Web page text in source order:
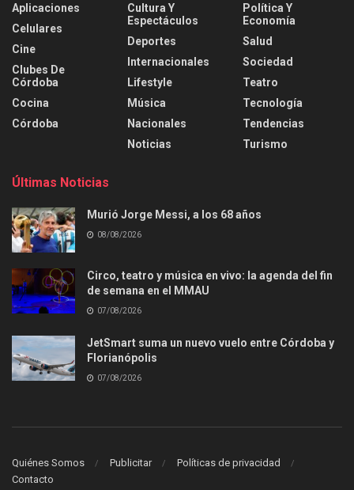
Aplicaciones
Celulares
Cine
Clubes De
Córdoba
Cocina
Córdoba
Cultura Y
Espectáculos
Deportes
Internacionales
Lifestyle
Música
Nacionales
Noticias
Política Y
Economía
Salud
Sociedad
Teatro
Tecnología
Tendencias
Turismo
Últimas Noticias
Murió Jorge Messi, a los 68 años
08/08/2026
Circo, teatro y música en vivo: la agenda del fin
de semana en el MMAU
07/08/2026
JetSmart suma un nuevo vuelo entre Córdoba y
Florianópolis
07/08/2026
Quiénes Somos Publicitar
Políticas de privacidad
Contacto